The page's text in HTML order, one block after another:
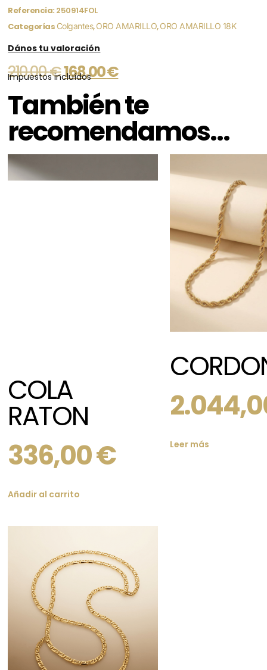
Referencia: 250914FOL
Categorías Colgantes,ORO AMARILLO,ORO AMARILLO 18K
Dános tu valoración
210,00€168,00€
Impuestos incluídos
También te
recomendamos…
COLA
RATON
336,00€
Añadir al carrito
Leer más